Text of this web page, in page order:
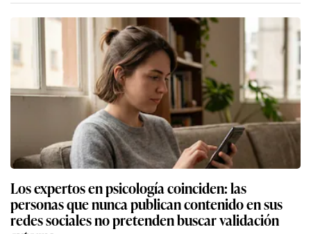
Los expertos en psicología coinciden: las
personas que nunca publican contenido en sus
redes sociales no pretenden buscar validación